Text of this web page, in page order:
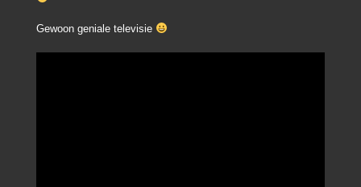
Gewoon geniale televisie